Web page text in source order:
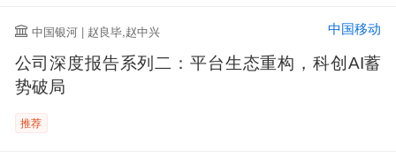
中国银河 | 赵良毕,赵中兴 中国移动
公司深度报告系列二：平台生态重构，科创AI蓄
势破局
推荐